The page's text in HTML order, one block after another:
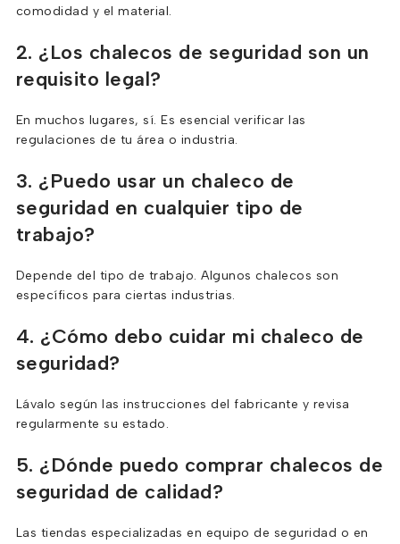
comodidad y el material.
2. ¿Los chalecos de seguridad son un
requisito legal?
En muchos lugares, sí. Es esencial verificar las
regulaciones de tu área o industria.
3. ¿Puedo usar un chaleco de
seguridad en cualquier tipo de
trabajo?
Depende del tipo de trabajo. Algunos chalecos son
específicos para ciertas industrias.
4. ¿Cómo debo cuidar mi chaleco de
seguridad?
Lávalo según las instrucciones del fabricante y revisa
regularmente su estado.
5. ¿Dónde puedo comprar chalecos de
seguridad de calidad?
Las tiendas especializadas en equipo de seguridad o en